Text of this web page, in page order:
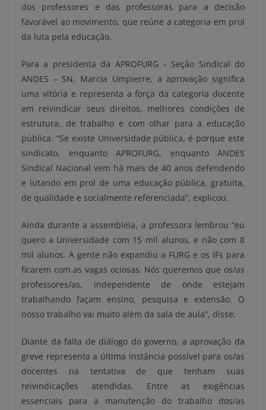
dos professores e das professoras para a decisão
favorável ao movimento, que reúne a categoria em prol
da luta pela educação.
Para a presidenta da APROFURG – Seção Sindical do
ANDES – SN, Marcia Umpierre, a aprovação significa
uma vitória e representa a força da categoria docente
em reivindicar seus direitos, melhores condições de
estrutura, de trabalho e com olhar para a educação
pública. “Se existe Universidade pública, é porque este
sindicato, enquanto APROFURG, enquanto ANDES
Sindical Nacional vem há mais de 40 anos defendendo
e lutando em prol de uma educação pública, gratuita,
de qualidade e socialmente referenciada”, explicou.
Ainda durante a assembleia, a professora lembrou “eu
quero a Universidade com 15 mil alunos, e não com 8
mil alunos. A gente não expandiu a FURG e os IFs para
ficarem com as vagas ociosas. Nós queremos que os/as
professores/as, independente de onde estejam
trabalhando façam ensino, pesquisa e extensão. O
nosso trabalho vai muito além da sala de aula”, disse.
Diante da falta de diálogo do governo, a aprovação da
greve representa a última instância possível para os/as
docentes na tentativa de que tenham suas
reivindicações atendidas. Entre as exigências
essenciais para a manutenção do trabalho dos/as